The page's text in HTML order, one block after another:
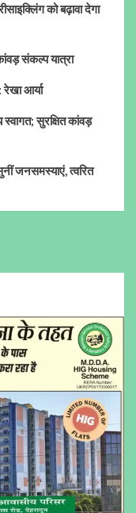
को बढ़ावा देगा
संकल्प यात्रा
आर्या
स्वागत; सुरक्षित कांवड़
जनसमस्याएं, त्वरित